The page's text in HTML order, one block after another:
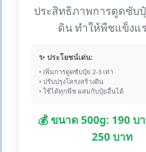
ประสิทธิภาพการดูดซับ
ดิน ทำให้พืชแข็งแ
✨ ประโยชน์เด่น:
• เพิ่มการดูดซับปุ๋ย 2-3 เท่า
• ปรับปรุงโครงสร้างดิน
• ใช้ได้ทุกพืช ผสมกับปุ๋ยอื่นได้
💰 ขนาด 500g: 190 บ
250 บาท